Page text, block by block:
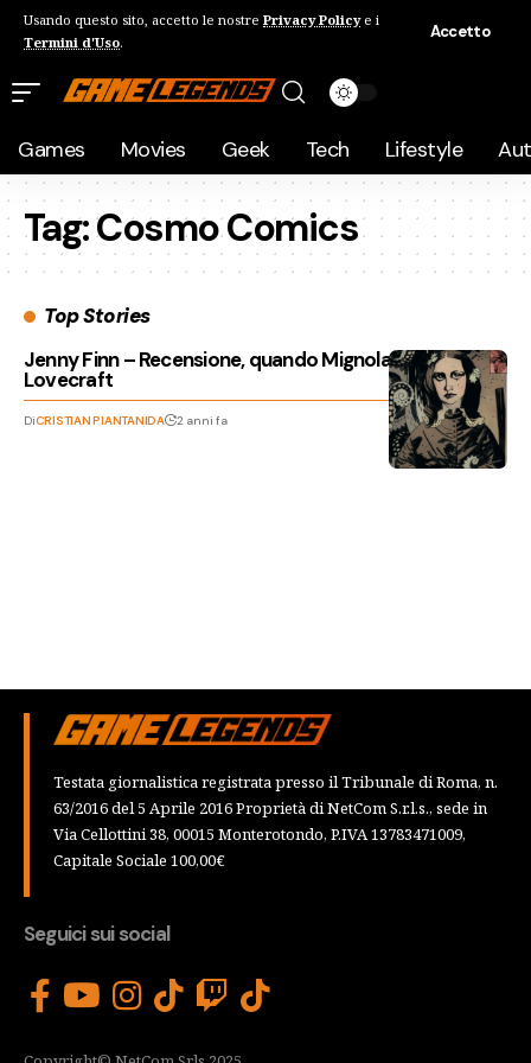
Usando questo sito, accetto le nostre Privacy Policye i
Termini d'Uso.
Accetto
Games Movies Geek Tech Lifestyle
Tag:Cosmo Comics
Top Stories
Jenny Finn – Recensione, quando Mignola incontra
Lovecraft
DiCRISTIAN PIANTANIDA 2 anni fa
Testata giornalistica registrata presso il Tribunale di Roma, n.
63/2016 del 5 Aprile 2016 Proprietà di NetCom S.r.l.s., sede in
Via Cellottini 38, 00015 Monterotondo, P.IVA 13783471009,
Capitale Sociale 100,00€
Seguici sui social